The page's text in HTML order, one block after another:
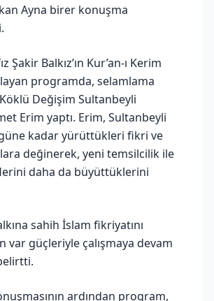
Ayna birer konuşma
Şakir Balkız’ın Kur’an-ı Kerim
programda, selamlama
Değişim Sultanbeyli
Erim yaptı. Erim, Sultanbeyli
kadar yürüttükleri fikri ve
değinerek, yeni temsilcilik ile
daha da büyüttüklerini
sahih İslam fikriyatını
var güçleriyle çalışmaya devam
ardından program,